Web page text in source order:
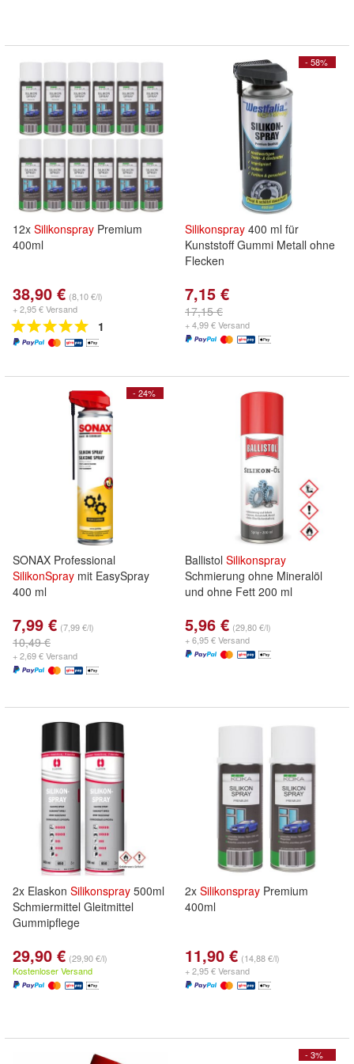
12x Silikonspray Premium
400ml
38,90 € (8,10 €/l)
+ 2,95 € Versand
1
- 58%
Silikonspray 400 ml für
Kunststoff Gummi Metall ohne
Flecken
7,15 €
17,15 €
+ 4,99 € Versand
- 24%
SONAX Professional
SilikonSpray mit EasySpray
400 ml
7,99 € (7,99 €/l)
10,49 €
+ 2,69 € Versand
Ballistol Silikonspray
Schmierung ohne Mineralöl
und ohne Fett 200 ml
5,96 € (29,80 €/l)
+ 6,95 € Versand
2x Elaskon Silikonspray 500ml
Schmiermittel Gleitmittel
Gummipflege
29,90 € (29,90 €/l)
Kostenloser Versand
2x Silikonspray Premium
400ml
11,90 € (14,88 €/l)
+ 2,95 € Versand
- 3%